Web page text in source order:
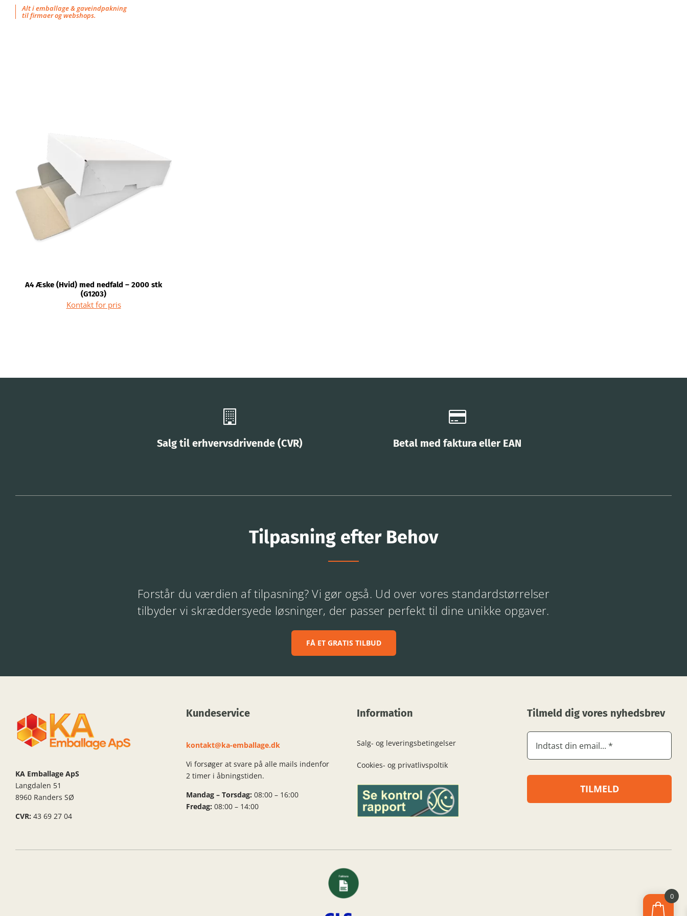
Alt i emballage & gaveindpakning
til firmaer og webshops.
HURTIGT KIG
A4 Æske (Hvid) med nedfald – 2000 stk
(G1203)
Kontakt for pris
Salg til erhvervsdrivende (CVR) Betal med faktura eller EAN
Tilpasning efter Behov
Forstår du værdien af tilpasning? Vi gør også. Ud over vores standardstørrelser
tilbyder vi skræddersyede løsninger, der passer perfekt til dine unikke opgaver.
FÅ ET GRATIS TILBUD
KA Emballage ApS
Langdalen 51
8960 Randers SØ
CVR: 43 69 27 04
Kundeservice
kontakt@ka-emballage.dk
Vi forsøger at svare på alle mails indenfor
2 timer i åbningstiden.
Mandag – Torsdag: 08:00 – 16:00
Fredag: 08:00 – 14:00
Information
Salg- og leveringsbetingelser
Cookies- og privatlivspoltik
Tilmeld dig vores nyhedsbrev
TILMELD
0